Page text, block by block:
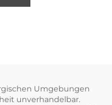
Umgebungen
unverhandelbar.